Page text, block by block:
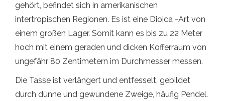
gehört, befindet sich in amerikanischen
intertropischen Regionen. Es ist eine Dioica -Art von
einem großen Lager. Somit kann es bis zu 22 Meter
hoch mit einem geraden und dicken Kofferraum von
ungefähr 80 Zentimetern im Durchmesser messen.
Die Tasse ist verlängert und entfesselt, gebildet
durch dünne und gewundene Zweige, häufig Pendel.